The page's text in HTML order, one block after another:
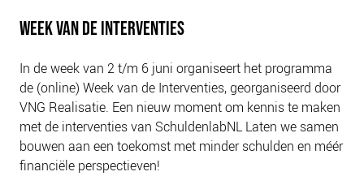
WEEK VAN DE INTERVENTIES
In de week van 2 t/m 6 juni organiseert het programma
de (online) Week van de Interventies, georganiseerd door
VNG Realisatie. Een nieuw moment om kennis te maken
met de interventies van SchuldenlabNL Laten we samen
bouwen aan een toekomst met minder schulden en méér
financiële perspectieven!